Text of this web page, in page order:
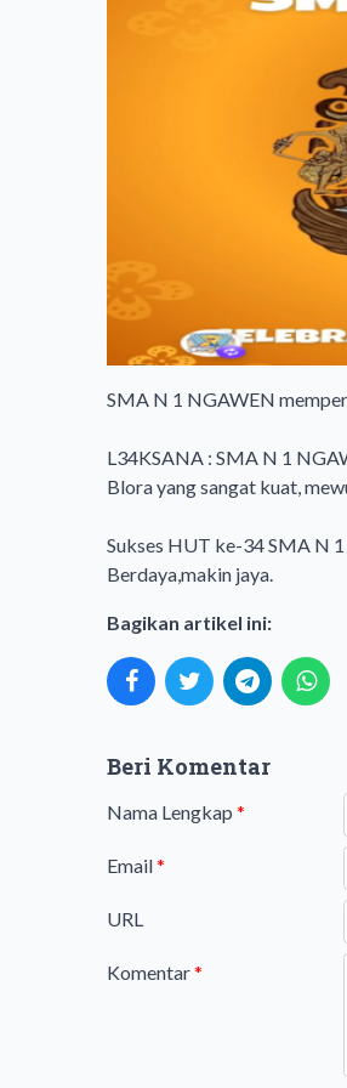
SMA N 1 NGAWEN
L34KSANA : SMA N 1
Blora yang sangat kuat,
Sukses HUT ke-34 SMA N 1
Berdaya,makin jaya.
Bagikan artikel ini:
Beri Komentar
Nama Lengkap *
Email*
URL
Komentar*